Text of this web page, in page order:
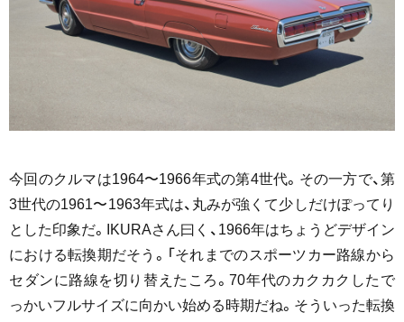
今回のクルマは1964〜1966年式の第4世代。その一方で、第
3世代の1961〜1963年式は、丸みが強くて少しだけぽってり
とした印象だ。IKURAさん曰く、1966年はちょうどデザイン
における転換期だそう。「それまでのスポーツカー路線から
セダンに路線を切り替えたころ。70年代のカクカクしたで
っかいフルサイズに向かい始める時期だね。そういった転換